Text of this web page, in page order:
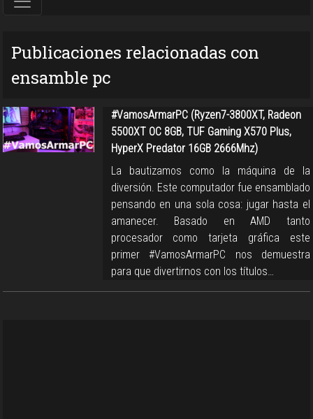
Publicaciones relacionadas con
ensamble pc
#VamosArmarPC (Ryzen7-3800XT, Radeon
5500XT OC 8GB, TUF Gaming X570 Plus,
HyperX Predator 16GB 2666Mhz)
La bautizamos como la máquina de la
diversión. Este computador fue ensamblado
pensando en una sola cosa: jugar hasta el
amanecer. Basado en AMD tanto
procesador como tarjeta gráfica este
primer #VamosArmarPC nos demuestra
para que divertirnos con los títulos…